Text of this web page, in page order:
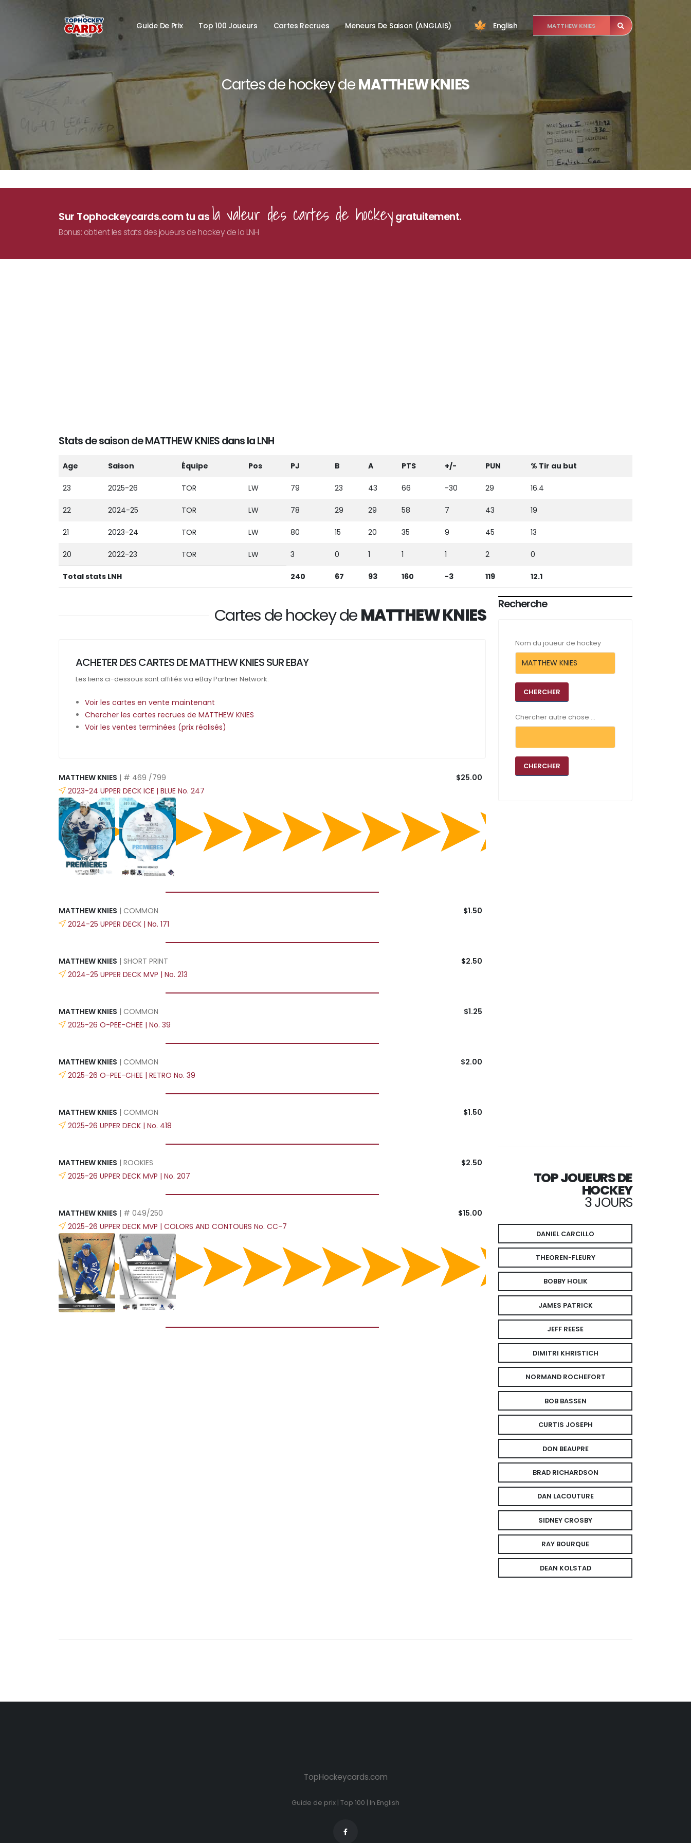
Guide De Prix Top 100 Joueurs Cartes Recrues Meneurs De Saison (ANGLAIS) English
Cartes de hockey deMATTHEW KNIES
Sur Tophockeycards.com tu as la valeur des cartes de hockey gratuitement.
Bonus: obtient les stats des joueurs de hockey de la LNH
Stats de saison de MATTHEW KNIES dans la LNH
Age Saison Équipe Pos PJ B A PTS +/- PUN % Tir au but
23 2025-26 TOR LW 79 23 43 66 -30 29 16.4
22 2024-25 TOR LW 78 29 29 58 7 43 19
21 2023-24 TOR LW 80 15 20 35 9 45 13
20 2022-23 TOR LW 3 0 1 1 1 2 0
Total stats LNH 240 67 93 160 -3 119 12.1
Cartes de hockey deMATTHEW KNIES
ACHETER DES CARTES DE MATTHEW KNIES SUR EBAY
Les liens ci-dessous sont affiliés via eBay Partner Network.
Voir les cartes en vente maintenant
Chercher les cartes recrues de MATTHEW KNIES
Voir les ventes terminées (prix réalisés)
MATTHEW KNIES | # 469 /799
$25.00
2023-24 UPPER DECK ICE | BLUE No. 247
MATTHEW KNIES | COMMON
$1.50
2024-25 UPPER DECK | No. 171
MATTHEW KNIES | SHORT PRINT
$2.50
2024-25 UPPER DECK MVP | No. 213
MATTHEW KNIES | COMMON
$1.25
2025-26 O-PEE-CHEE | No. 39
MATTHEW KNIES | COMMON
$2.00
2025-26 O-PEE-CHEE | RETRO No. 39
MATTHEW KNIES | COMMON
$1.50
2025-26 UPPER DECK | No. 418
MATTHEW KNIES | ROOKIES
$2.50
2025-26 UPPER DECK MVP | No. 207
MATTHEW KNIES | # 049/250
$15.00
2025-26 UPPER DECK MVP | COLORS AND CONTOURS No. CC-7
Recherche
Nom du joueur de hockey
Chercher autre chose ...
TOP JOUEURS DE
HOCKEY
3 JOURS
DANIEL CARCILLO
THEOREN-FLEURY
BOBBY HOLIK
JAMES PATRICK
JEFF REESE
DIMITRI KHRISTICH
NORMAND ROCHEFORT
BOB BASSEN
CURTIS JOSEPH
DON BEAUPRE
BRAD RICHARDSON
DAN LACOUTURE
SIDNEY CROSBY
RAY BOURQUE
DEAN KOLSTAD
TopHockeycards.com
Guide de prix | Top 100 | In English